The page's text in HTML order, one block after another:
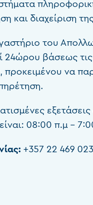
και διαχείριση
του
24ώρου βάσεως
προκειμένου να
08:00 π.μ -
+357 22 469 023